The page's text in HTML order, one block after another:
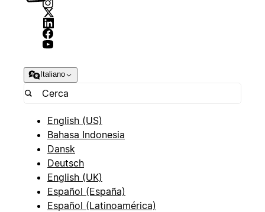
Italiano
English (US)
Bahasa Indonesia
Dansk
Deutsch
English (UK)
Español (España)
Español (Latinoamérica)